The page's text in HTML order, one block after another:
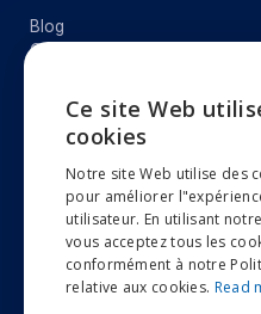
Blog
Outil d'économie
Webinaire
NOTRE ENTREPRISE
Pourquoi Movetex
À propos de nous
Jobs
Distributeurs
Ce site Web
cookies
Notre site Web utilise des
pour améliorer
utilisateur. En utilisant
vous acceptez tous les
conformément à notre
relative aux cookies. Read